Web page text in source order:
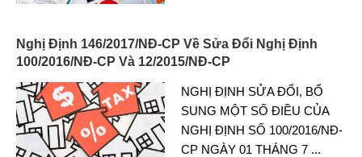
Nghị Định 146/2017/NĐ-CP Về Sửa Đổi Nghị Định
100/2016/NĐ-CP Và 12/2015/NĐ-CP
NGHỊ ĐỊNH SỬA ĐỔI, BỔ
SUNG MỘT SỐ ĐIỀU CỦA
NGHỊ ĐỊNH SỐ 100/2016/NĐ-
CP NGÀY 01 THÁNG 7 ...